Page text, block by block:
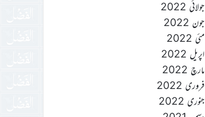
جولائی 2022
جون 2022
مئی 2022
اپریل 2022
مارچ 2022
فروری 2022
جنوری 2022